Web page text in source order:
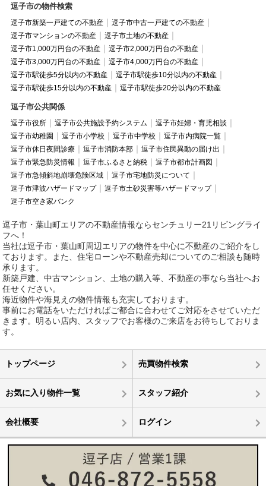
逗子市の物件検索
逗子市新築一戸建ての不動産
逗子市中古一戸建ての不動産
逗子市マンションの不動産
逗子市土地の不動産
逗子市1,000万円台の不動産
逗子市2,000万円台の不動産
逗子市3,000万円台の不動産
逗子市4,000万円台の不動産
逗子市駅徒歩5分以内の不動産
逗子市駅徒歩10分以内の不動産
逗子市駅徒歩15分以内の不動産
逗子市駅徒歩20分以内の不動産
逗子市公共関係
逗子市役所 逗子市公共施設予約システム
逗子市妊婦・育児相談
逗子市幼稚園
逗子市小学校 逗子市中学校
逗子市内病院一覧
逗子市休日夜間診療
逗子市消防本部
逗子市住民異動の届け出
逗子市緊急防災情報
逗子市ふるさと納税
逗子市都市計画図
逗子市急傾斜地崩壊危険区域
逗子市宅地防災について
逗子市津波ハザードマップ
逗子市土砂災害等ハザードマップ
逗子市空き家バンク
逗子市・葉山町エリアの不動産情報ならセンチュリー21リビングライ
フへ！
当社は逗子市・葉山町周辺エリアの物件を中心に不動産のご紹介をし
ております。また、住宅ローンや不動産売却についてのご相談も随時
承ります。
新築戸建、中古マンション、土地の購入等、不動産の事なら当社へお
任せください。
海近物件や海見えの物件情報も充実しております。
事前にお電話をいただければご都合に合わせてご対応をさせていただ
きます。明るい店内、スタッフでお客様のご来店をお待ちしておりま
す。
トップページ 売買物件検索
お気に入り物件一覧 スタッフ紹介
会社概要 ログイン